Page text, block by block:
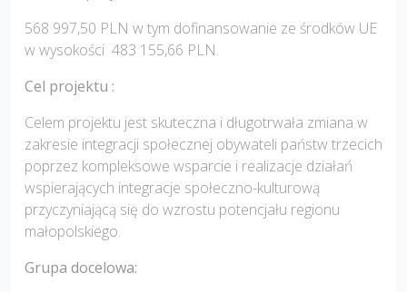
568 997,50 PLN w tym dofinansowanie ze środków UE
w wysokości 483 155,66 PLN.
Cel projektu :
Celem projektu jest skuteczna i długotrwała zmiana w
zakresie integracji społecznej obywateli państw trzecich
poprzez kompleksowe wsparcie i realizacje działań
wspierających integracje społeczno-kulturową
przyczyniającą się do wzrostu potencjału regionu
małopolskiego.
Grupa docelowa: